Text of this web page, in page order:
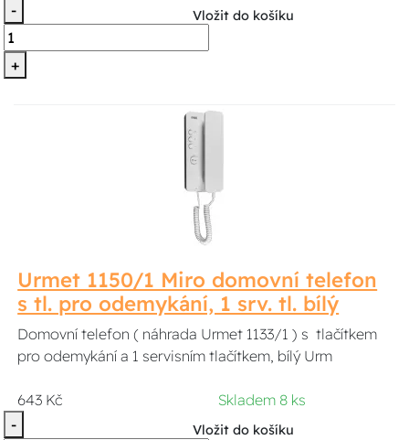
-
+
Vložit do košíku
Urmet 1150/1 Miro domovní telefon
s tl. pro odemykání, 1 srv. tl. bílý
Domovní telefon ( náhrada Urmet 1133/1 ) s tlačítkem
pro odemykání a 1 servisním tlačítkem, bílý Urm
643 Kč
Skladem 8 ks
-
Vložit do košíku